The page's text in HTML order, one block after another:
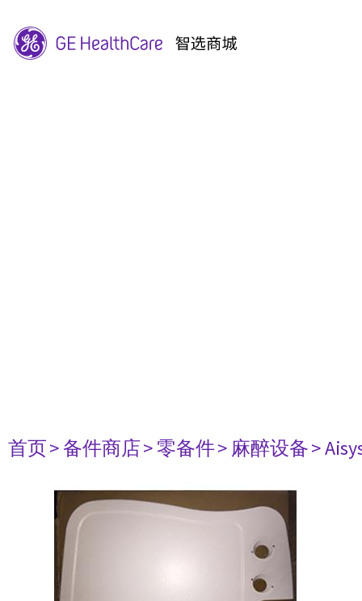
首页> 备件商店> 零备件> 麻醉设备>